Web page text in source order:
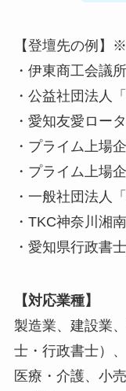
【登壇先の例】
・伊東商工会議
・公益社団法人
・愛知友愛ロー
・プライム上場
・プライム上場
・一般社団法人
・TKC神奈川湘
・愛知県行政書
【対応業種】
製造業、建設業
士・行政書士）、
医療・介護、小